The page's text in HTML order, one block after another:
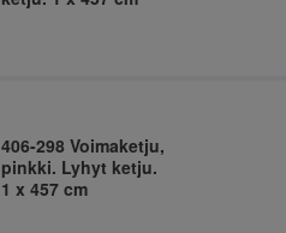
406-298 Voimaketju,
pinkki. Lyhyt ketju.
1 x 457 cm